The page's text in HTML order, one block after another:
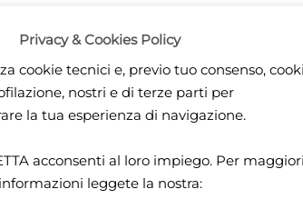
PayPal
- Loc. quarata 257/e3 52100 Arezzo (AR) - Italy.
tel. +39 366 4337195 - E-mail:
Privacy & Cookies Policy
cookie tecnici e, previo tuo consenso,
nostri e di terze parti per
la tua esperienza di navigazione.
acconsenti al loro impiego. Per
informazioni leggete la nostra: